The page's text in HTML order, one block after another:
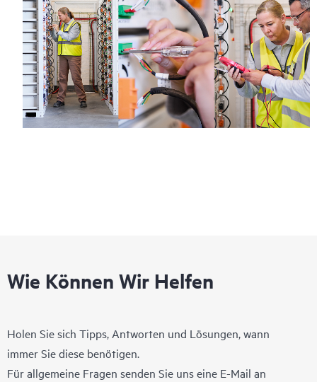
Wie Können Wir Helfen
Holen Sie sich Tipps, Antworten und Lösungen, wann
immer Sie diese benötigen.
Für allgemeine Fragen senden Sie uns eine E-Mail an